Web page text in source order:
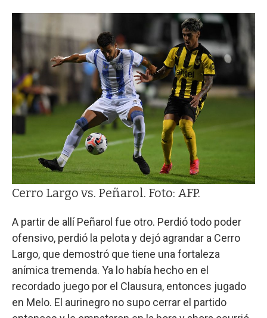
Cerro Largo vs. Peñarol. Foto: AFP.
A partir de allí Peñarol fue otro. Perdió todo poder
ofensivo, perdió la pelota y dejó agrandar a Cerro
Largo, que demostró que tiene una fortaleza
anímica tremenda. Ya lo había hecho en el
recordado juego por el Clausura, entonces jugado
en Melo. El aurinegro no supo cerrar el partido